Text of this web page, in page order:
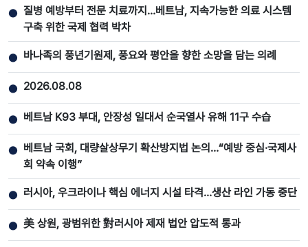
● 질병 예방부터 전문 치료까지…베트남, 지속가능한 의료 시스템
구축 위한 국제 협력 박차
● 바나족의 풍년기원제, 풍요와 평안을 향한 소망을 담는 의례
● 2026.08.08
● 베트남 K93 부대, 안장성 일대서 순국열사 유해 11구 수습
● 베트남 국회, 대량살상무기 확산방지법 논의…“예방 중심·국제사
회 약속 이행”
● 러시아, 우크라이나 핵심 에너지 시설 타격…생산 라인 가동 중단
● 美 상원, 광범위한 對러시아 제재 법안 압도적 통과